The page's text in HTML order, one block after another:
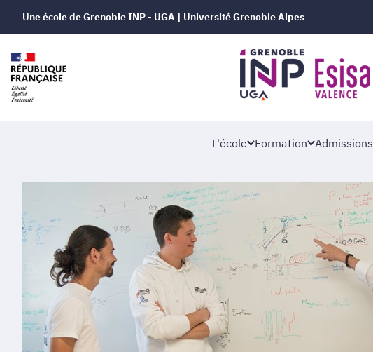
Une école de Grenoble INP - UGA | Université Grenoble Alpes
L'école Formation Admissions